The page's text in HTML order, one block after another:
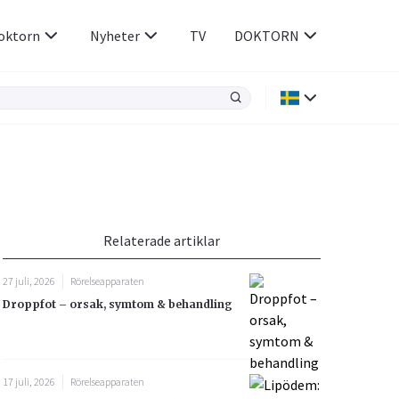
Rökavvänjning
Rörelseapparaten
Sex & Samliv
Sömn & Stress
Nyheter TV DOKTORN
Relaterade artiklar
27 juli, 2026
Rörelseapparaten
Droppfot – orsak, symtom & behandling
17 juli, 2026
Rörelseapparaten